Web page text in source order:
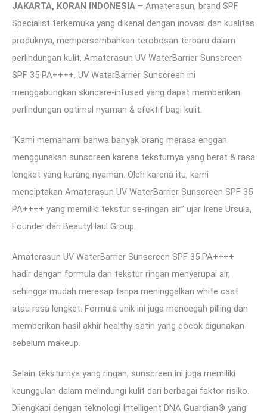
JAKARTA, KORAN INDONESIA – Amaterasun, brand SPF
Specialist terkemuka yang dikenal dengan inovasi dan kualitas
produknya, mempersembahkan terobosan terbaru dalam
perlindungan kulit, Amaterasun UV WaterBarrier Sunscreen
SPF 35 PA++++. UV WaterBarrier Sunscreen ini
menggabungkan skincare-infused yang dapat memberikan
perlindungan optimal nyaman & efektif bagi kulit.
“Kami memahami bahwa banyak orang merasa enggan
menggunakan sunscreen karena teksturnya yang berat & rasa
lengket yang kurang nyaman. Oleh karena itu, kami
menciptakan Amaterasun UV WaterBarrier Sunscreen SPF 35
PA++++ yang memiliki tekstur se-ringan air.” ujar Irene Ursula,
Founder dari BeautyHaul Group.
Amaterasun UV WaterBarrier Sunscreen SPF 35 PA++++
hadir dengan formula dan tekstur ringan menyerupai air,
sehingga mudah meresap tanpa meninggalkan white cast
atau rasa lengket. Formula unik ini juga mencegah pilling dan
memberikan hasil akhir healthy-satin yang cocok digunakan
sebelum makeup.
Selain teksturnya yang ringan, sunscreen ini juga memiliki
keunggulan dalam melindungi kulit dari berbagai faktor risiko.
Dilengkapi dengan teknologi Intelligent DNA Guardian® yang